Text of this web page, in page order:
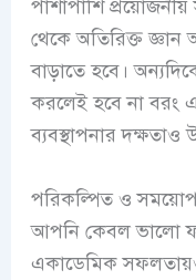
পাশাপাশি
থেকে অতিরিক্ত জ্ঞান
বাড়াতে হবে।
করলেই হবে না বরং
ব্যবস্থাপনার দক্ষতাও
পরিকল্পিত ও
আপনি কেবল ভালো
একাডেমিক